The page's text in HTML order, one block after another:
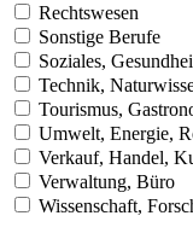
Rechtswesen
Sonstige Berufe
Soziales,
Technik,
Tourismus,
Umwelt, Energie,
Verkauf, Handel,
Verwaltung, Büro
Wissenschaft,